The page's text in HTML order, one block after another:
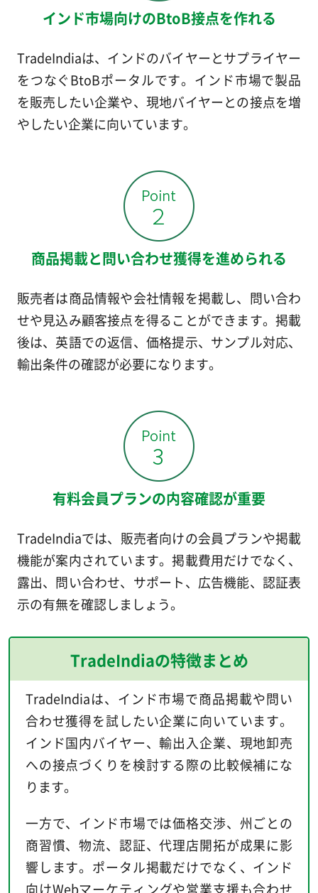
インド市場向けのBtoB接点を作れる
TradeIndiaは、インドのバイヤーとサプライヤー
をつなぐBtoBポータルです。インド市場で製品
を販売したい企業や、現地バイヤーとの接点を増
やしたい企業に向いています。
商品掲載と問い合わせ獲得を進められる
販売者は商品情報や会社情報を掲載し、問い合わ
せや見込み顧客接点を得ることができます。掲載
後は、英語での返信、価格提示、サンプル対応、
輸出条件の確認が必要になります。
有料会員プランの内容確認が重要
TradeIndiaでは、販売者向けの会員プランや掲載
機能が案内されています。掲載費用だけでなく、
露出、問い合わせ、サポート、広告機能、認証表
示の有無を確認しましょう。
TradeIndiaの特徴まとめ
TradeIndiaは、インド市場で商品掲載や問い
合わせ獲得を試したい企業に向いています。
インド国内バイヤー、輸出入企業、現地卸売
への接点づくりを検討する際の比較候補にな
ります。
一方で、インド市場では価格交渉、州ごとの
商習慣、物流、認証、代理店開拓が成果に影
響します。ポータル掲載だけでなく、インド
向けWebマーケティングや営業支援も合わせ